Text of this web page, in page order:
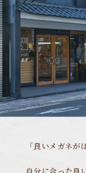
「良いメガネが